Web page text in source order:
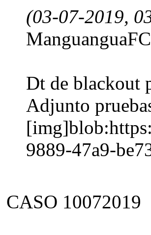
(03-07-2019,
Dt de blackout
Adjunto
9889-47a9-
CASO 10072019